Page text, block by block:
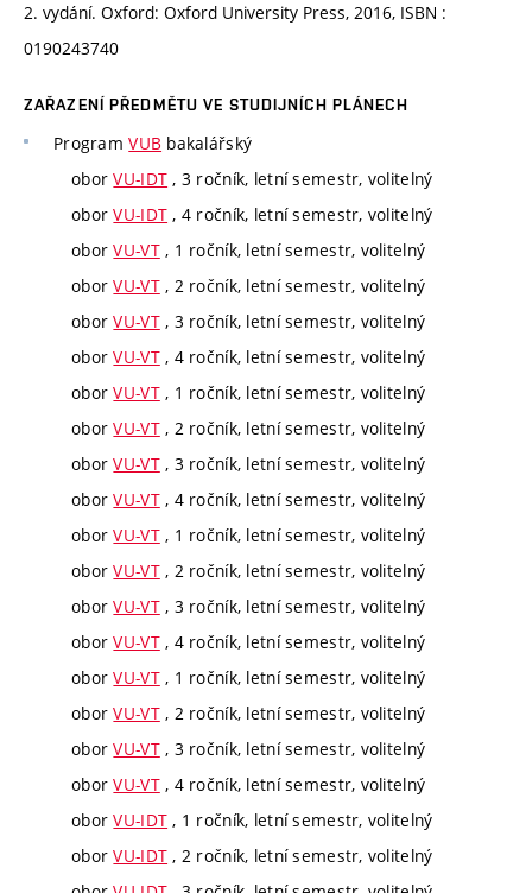
2. vydání. Oxford: Oxford University Press, 2016, ISBN :
0190243740
ZAŘAZENÍ PŘEDMĚTU VE STUDIJNÍCH PLÁNECH
ProgramVUB bakalářský
oborVU-IDT , 3 ročník, letní semestr, volitelný
oborVU-IDT , 4 ročník, letní semestr, volitelný
oborVU-VT, 1 ročník, letní semestr, volitelný
oborVU-VT, 2 ročník, letní semestr, volitelný
oborVU-VT, 3 ročník, letní semestr, volitelný
oborVU-VT, 4 ročník, letní semestr, volitelný
oborVU-VT, 1 ročník, letní semestr, volitelný
oborVU-VT, 2 ročník, letní semestr, volitelný
oborVU-VT, 3 ročník, letní semestr, volitelný
oborVU-VT, 4 ročník, letní semestr, volitelný
oborVU-VT, 1 ročník, letní semestr, volitelný
oborVU-VT, 2 ročník, letní semestr, volitelný
oborVU-VT, 3 ročník, letní semestr, volitelný
oborVU-VT, 4 ročník, letní semestr, volitelný
oborVU-VT, 1 ročník, letní semestr, volitelný
oborVU-VT, 2 ročník, letní semestr, volitelný
oborVU-VT, 3 ročník, letní semestr, volitelný
oborVU-VT, 4 ročník, letní semestr, volitelný
oborVU-IDT , 1 ročník, letní semestr, volitelný
oborVU-IDT , 2 ročník, letní semestr, volitelný